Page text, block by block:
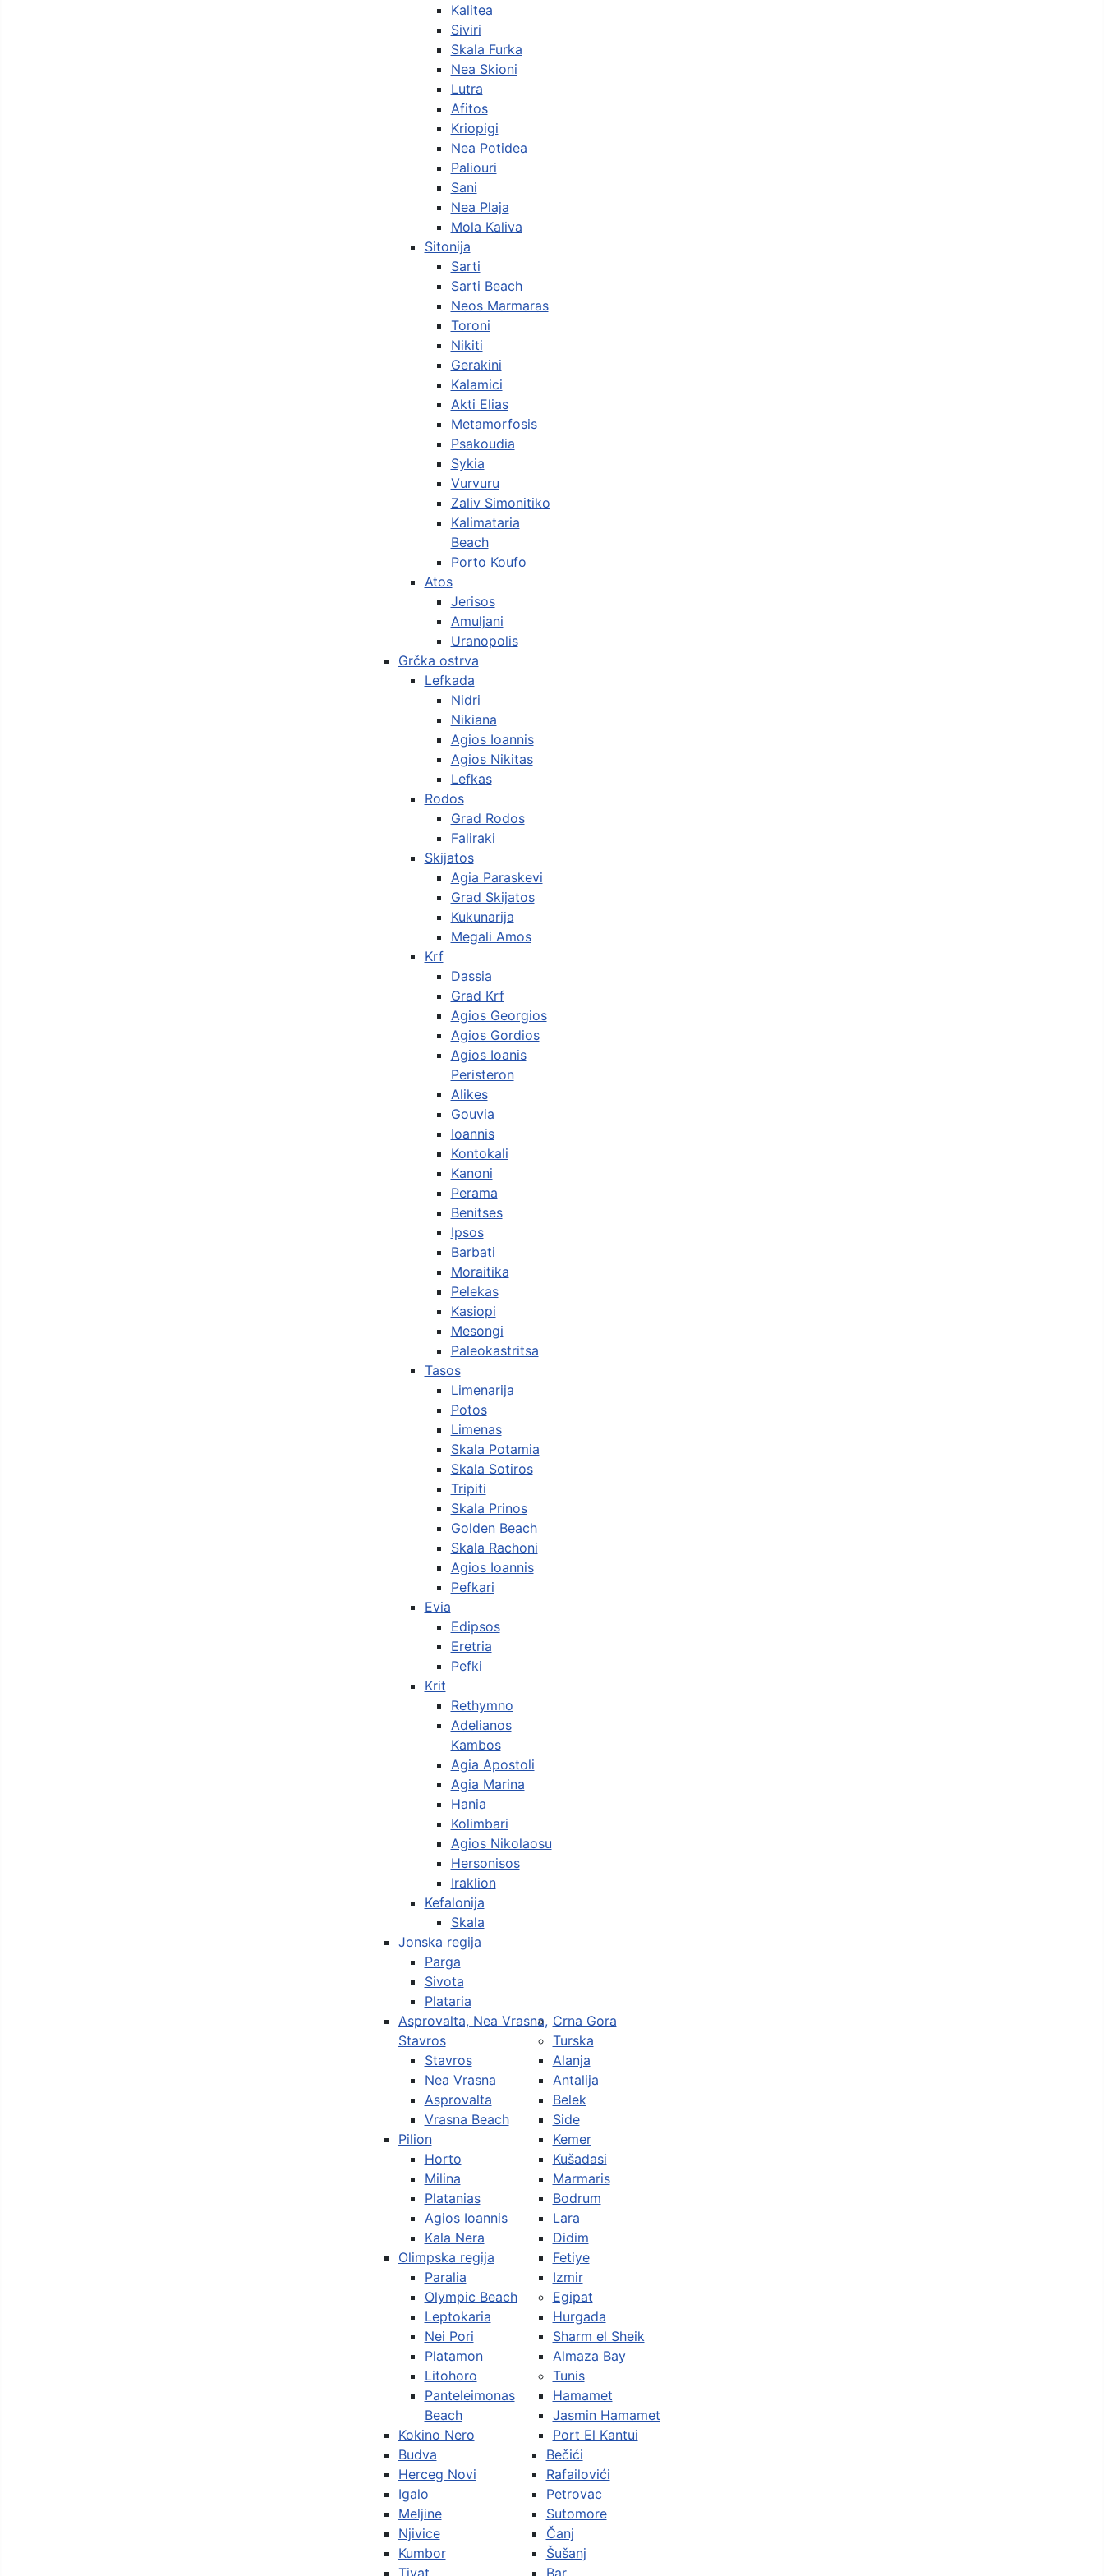
Kalitea
Siviri
Skala Furka
Nea Skioni
Lutra
Afitos
Kriopigi
Nea Potidea
Paliouri
Sani
Nea Plaja
Mola Kaliva
Sitonija
Sarti
Sarti Beach
Neos Marmaras
Toroni
Nikiti
Gerakini
Kalamici
Akti Elias
Metamorfosis
Psakoudia
Sykia
Vurvuru
Zaliv Simonitiko
Kalimataria
Beach
Porto Koufo
Atos
Jerisos
Amuljani
Uranopolis
Grčka ostrva
Lefkada
Nidri
Nikiana
Agios Ioannis
Agios Nikitas
Lefkas
Rodos
Grad Rodos
Faliraki
Skijatos
Agia Paraskevi
Grad Skijatos
Kukunarija
Megali Amos
Krf
Dassia
Grad Krf
Agios Georgios
Agios Gordios
Agios Ioanis
Peristeron
Alikes
Gouvia
Ioannis
Kontokali
Kanoni
Perama
Benitses
Ipsos
Barbati
Moraitika
Pelekas
Kasiopi
Mesongi
Paleokastritsa
Tasos
Limenarija
Potos
Limenas
Skala Potamia
Skala Sotiros
Tripiti
Skala Prinos
Golden Beach
Skala Rachoni
Agios Ioannis
Pefkari
Evia
Edipsos
Eretria
Pefki
Krit
Rethymno
Adelianos
Kambos
Agia Apostoli
Agia Marina
Hania
Kolimbari
Agios Nikolaosu
Hersonisos
Iraklion
Kefalonija
Skala
Jonska regija
Parga
Sivota
Plataria
Asprovalta, Nea Vrasna,
Stavros
Stavros
Nea Vrasna
Asprovalta
Vrasna Beach
Pilion
Horto
Milina
Platanias
Agios Ioannis
Kala Nera
Olimpska regija
Paralia
Olympic Beach
Leptokaria
Nei Pori
Platamon
Litohoro
Panteleimonas
Beach
Kokino Nero
Crna Gora
Budva
Herceg Novi
Igalo
Meljine
Njivice
Kumbor
Tivat
Bečići
Rafailovići
Petrovac
Sutomore
Čanj
Šušanj
Bar
Turska
Alanja
Antalija
Belek
Side
Kemer
Kušadasi
Marmaris
Bodrum
Lara
Didim
Fetiye
Izmir
Egipat
Hurgada
Sharm el Sheik
Almaza Bay
Tunis
Hamamet
Jasmin Hamamet
Port El Kantui